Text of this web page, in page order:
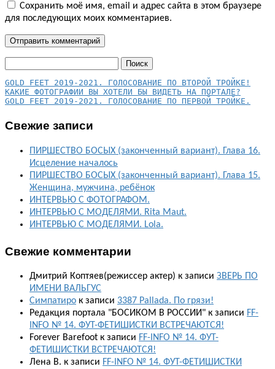
Сохранить моё имя, email и адрес сайта в этом браузере
для последующих моих комментариев.
КАКИЕ ФОТОГРАФИИ ВЫ ХОТЕЛИ БЫ ВИДЕТЬ НА ПОРТАЛЕ?
GOLD FEET 2019-2021. ГОЛОСОВАНИЕ ПО ПЕРВОЙ ТРОЙКЕ.
Свежие записи
ПИРШЕСТВО БОСЫХ (законченный вариант). Глава 16.
Исцеление началось
ПИРШЕСТВО БОСЫХ (законченный вариант). Глава 15.
Женщина, мужчина, ребёнок
ИНТЕРВЬЮ С ФОТОГРАФОМ.
ИНТЕРВЬЮ С МОДЕЛЯМИ. Rita Maut.
ИНТЕРВЬЮ С МОДЕЛЯМИ. Lola.
Свежие комментарии
Дмитрий Коптяев(режиссер актер) к записи ЗВЕРЬ ПО
ИМЕНИ ВАЛЬГУС
Симпатиро к записи 3387 Pallada. По грязи!
Редакция портала "БОСИКОМ В РОССИИ" к записи FF-
INFO № 14. ФУТ-ФЕТИШИСТКИ ВСТРЕЧАЮТСЯ!
Forever Barefoot к записи FF-INFO № 14. ФУТ-
ФЕТИШИСТКИ ВСТРЕЧАЮТСЯ!
Лена В. к записи FF-INFO № 14. ФУТ-ФЕТИШИСТКИ